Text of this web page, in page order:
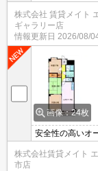
比べて窓も多く
換気もしやすい
メリットです◎
株式会社 賃貸メイト
ギャラリー店
情報更新日 2026/08/
画像：24枚
安全性の高いオ
比べて窓も多く
換気もしやすい
株式会社賃貸メイト
市店